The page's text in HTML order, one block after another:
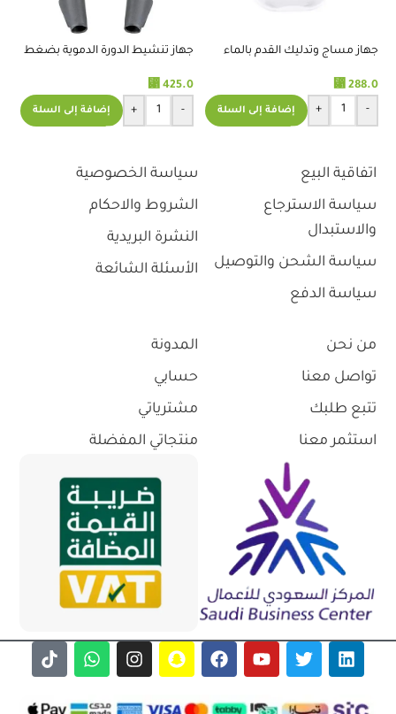
جهاز مساج وتدليك القدم بالماء
⃁ 288.0
-
+ إضافة إلى السلة
جهاز تنشيط الدورة الدموية بضغط
⃁ 425.0
-
+ إضافة إلى السلة
اتفاقية البيع
سياسة الاسترجاع
والاستبدال
سياسة الشحن والتوصيل
سياسة الدفع
سياسة الخصوصية
الشروط والاحكام
النشرة البريدية
الأسئلة الشائعة
من نحن
تواصل معنا
تتبع طلبك
استثمر معنا
المدونة
حسابي
مشترياتي
منتجاتي المفضلة